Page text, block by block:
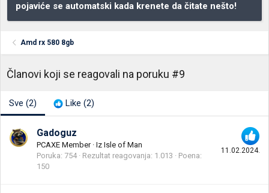
pojaviće se automatski kada krenete da čitate nešto!
Amd rx 580 8gb
Članovi koji se reagovali na poruku #9
Sve (2) Like (2)
11.02.2024.
Gadoguz
PCAXE Member · Iz Isle of Man
Poruka 754 Rezultat reagovanja 1.013
Poena
150